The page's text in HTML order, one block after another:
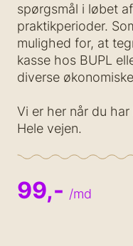
spørgsmål i løbet
praktikperioder.
mulighed for, at
kasse hos BUPL
diverse
Vi er her når du
Hele vejen.
99,- /md